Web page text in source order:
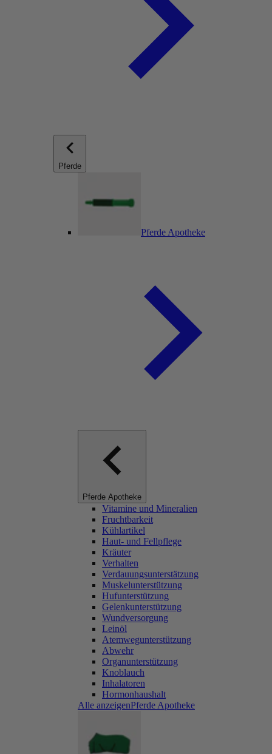
Pferde
Pferde Apotheke
Pferde Apotheke
Vitamine und Mineralien
Fruchtbarkeit
Kühlartikel
Haut- und Fellpflege
Kräuter
Verhalten
Verdauungsunterstätzung
Muskelunterstützung
Hufunterstützung
Gelenkunterstützung
Wundversorgung
Leinöl
Atemwegunterstützung
Abwehr
Organunterstützung
Knoblauch
Inhalatoren
Hormonhaushalt
Alle anzeigenPferde Apotheke